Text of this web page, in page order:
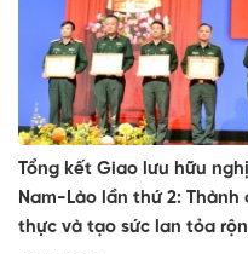
Tổng kết Giao lưu hữu
Nam-Lào lần thứ 2:
thực và tạo sức lan tỏa